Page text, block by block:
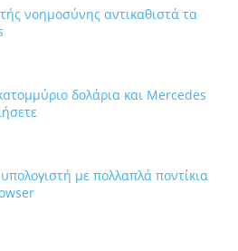
νοημοσύνης αντικαθιστά τα
δολάρια και Mercedes
με πολλαπλά ποντίκια